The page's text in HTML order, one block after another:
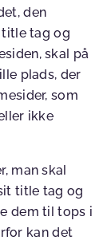
den
title tag og
skal på
plads, der
som
ikke
man skal
title tag og
dem til tops i
kan det